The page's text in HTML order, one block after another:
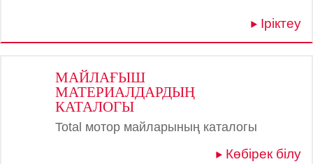
Іріктеу
МАЙЛАҒЫШ
МАТЕРИАЛДАРДЫҢ
КАТАЛОГЫ
Total мотор майларының каталогы
Көбірек білу